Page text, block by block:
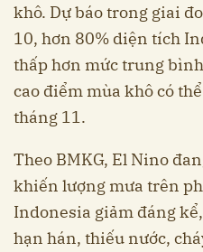
khô. Dự báo trong giai
10, hơn 80% diện tích
thấp hơn mức trung
cao điểm mùa khô có
tháng 11.
Theo BMKG, El Nino
khiến lượng mưa trên
Indonesia giảm đáng
hạn hán, thiếu nước,